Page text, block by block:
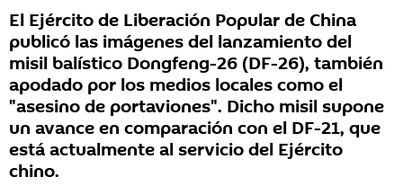
El Ejército de Liberación Popular de China
publicó las imágenes del lanzamiento del
misil balístico Dongfeng-26 (DF-26), también
apodado por los medios locales como el
"asesino de portaviones". Dicho misil supone
un avance en comparación con el DF-21, que
está actualmente al servicio del Ejército
chino.